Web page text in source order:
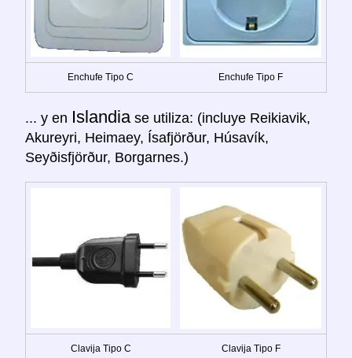
Enchufe Tipo C Enchufe Tipo F
... y en Islandia se utiliza: (incluye Reikiavik,
Akureyri, Heimaey, Ísafjörður, Húsavík,
Seyðisfjörður, Borgarnes.)
Clavija Tipo C Clavija Tipo F